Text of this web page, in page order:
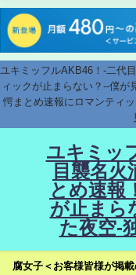
ユキミッフルAKB46！-二代
ィックが止まらない？--僕が
愕まとめ速報にロマンティ
ユキミッ
目襲名火
とめ速報
が止まら
た夜空-
腐女子＜お客様皆様が掲